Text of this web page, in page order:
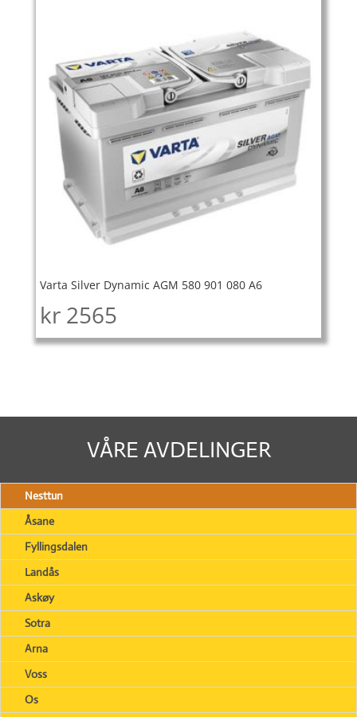
Varta Silver Dynamic AGM 580 901 080 A6
kr 2565
VÅRE AVDELINGER
Nesttun
Åsane
Fyllingsdalen
Landås
Askøy
Sotra
Arna
Voss
Os